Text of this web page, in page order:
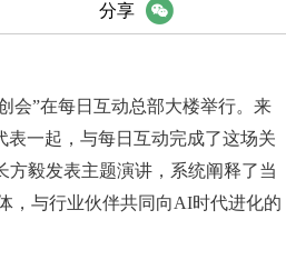
分享
会”在每日互动总部大楼举行。来
一起，与每日互动完成了这场关
毅发表主题演讲，系统阐释了当
，与行业伙伴共同向AI时代进化的